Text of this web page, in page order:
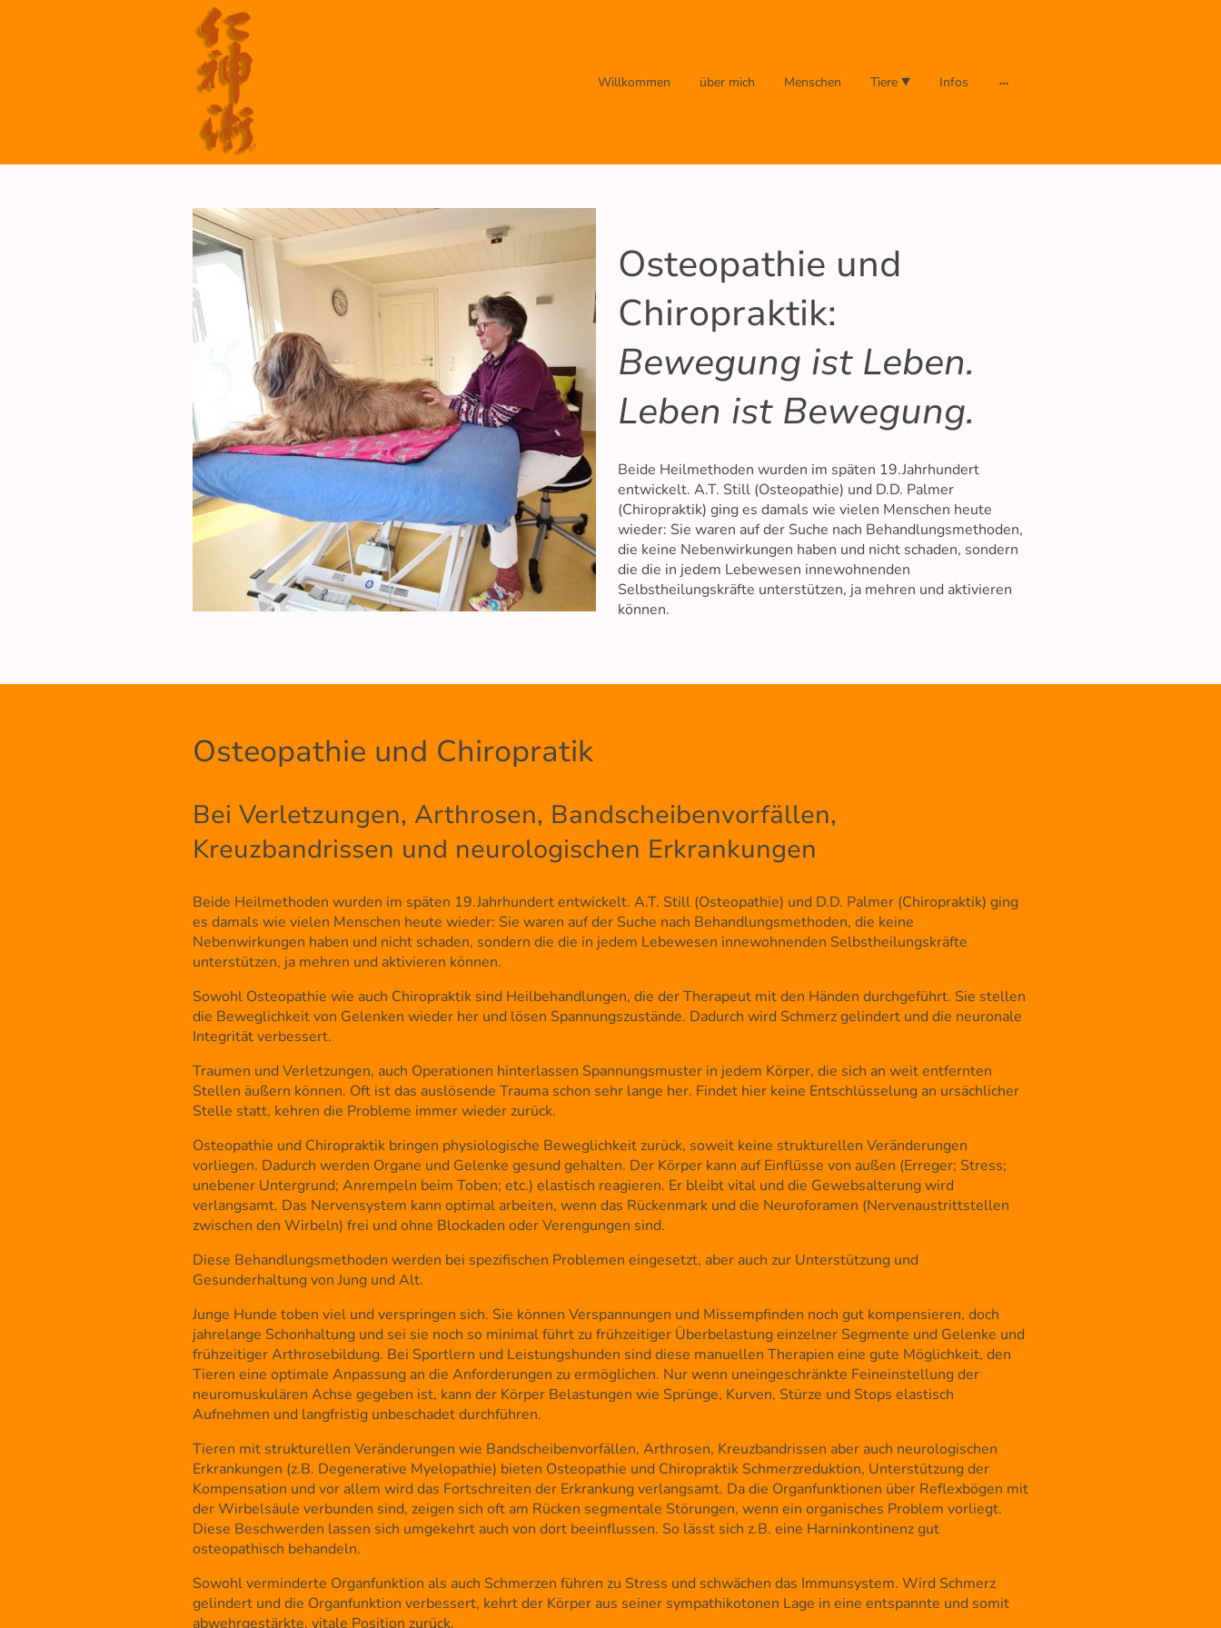
Willkommen über mich Menschen Tiere Infos
Osteopathie und
Chiropraktik:
Bewegung ist Leben.
Leben ist Bewegung.
Beide Heilmethoden wurden im späten 19.Jahrhundert
entwickelt. A.T. Still (Osteopathie) und D.D. Palmer
(Chiropraktik) ging es damals wie vielen Menschen heute
wieder: Sie waren auf der Suche nach Behandlungsmethoden,
die keine Nebenwirkungen haben und nicht schaden, sondern
die die in jedem Lebewesen innewohnenden
Selbstheilungskräfte unterstützen, ja mehren und aktivieren
können.
Osteopathie und Chiropratik
Bei Verletzungen, Arthrosen, Bandscheibenvorfällen,
Kreuzbandrissen und neurologischen Erkrankungen
Beide Heilmethoden wurden im späten 19.Jahrhundert entwickelt. A.T. Still (Osteopathie) und D.D. Palmer (Chiropraktik) ging
es damals wie vielen Menschen heute wieder: Sie waren auf der Suche nach Behandlungsmethoden, die keine
Nebenwirkungen haben und nicht schaden, sondern die die in jedem Lebewesen innewohnenden Selbstheilungskräfte
unterstützen, ja mehren und aktivieren können.
Sowohl Osteopathie wie auch Chiropraktik sind Heilbehandlungen, die der Therapeut mit den Händen durchgeführt. Sie stellen
die Beweglichkeit von Gelenken wieder her und lösen Spannungszustände. Dadurch wird Schmerz gelindert und die neuronale
Integrität verbessert.
Traumen und Verletzungen, auch Operationen hinterlassen Spannungsmuster in jedem Körper, die sich an weit entfernten
Stellen äußern können. Oft ist das auslösende Trauma schon sehr lange her. Findet hier keine Entschlüsselung an ursächlicher
Stelle statt, kehren die Probleme immer wieder zurück.
Osteopathie und Chiropraktik bringen physiologische Beweglichkeit zurück, soweit keine strukturellen Veränderungen
vorliegen. Dadurch werden Organe und Gelenke gesund gehalten. Der Körper kann auf Einflüsse von außen (Erreger; Stress;
unebener Untergrund; Anrempeln beim Toben; etc.) elastisch reagieren. Er bleibt vital und die Gewebsalterung wird
verlangsamt. Das Nervensystem kann optimal arbeiten, wenn das Rückenmark und die Neuroforamen (Nervenaustrittstellen
zwischen den Wirbeln) frei und ohne Blockaden oder Verengungen sind.
Diese Behandlungsmethoden werden bei spezifischen Problemen eingesetzt, aber auch zur Unterstützung und
Gesunderhaltung von Jung und Alt.
Junge Hunde toben viel und verspringen sich. Sie können Verspannungen und Missempfinden noch gut kompensieren, doch
jahrelange Schonhaltung und sei sie noch so minimal führt zu frühzeitiger Überbelastung einzelner Segmente und Gelenke und
frühzeitiger Arthrosebildung. Bei Sportlern und Leistungshunden sind diese manuellen Therapien eine gute Möglichkeit, den
Tieren eine optimale Anpassung an die Anforderungen zu ermöglichen. Nur wenn uneingeschränkte Feineinstellung der
neuromuskulären Achse gegeben ist, kann der Körper Belastungen wie Sprünge, Kurven, Stürze und Stops elastisch
Aufnehmen und langfristig unbeschadet durchführen.
Tieren mit strukturellen Veränderungen wie Bandscheibenvorfällen, Arthrosen, Kreuzbandrissen aber auch neurologischen
Erkrankungen (z.B. Degenerative Myelopathie) bieten Osteopathie und Chiropraktik Schmerzreduktion, Unterstützung der
Kompensation und vor allem wird das Fortschreiten der Erkrankung verlangsamt. Da die Organfunktionen über Reflexbögen mit
der Wirbelsäule verbunden sind, zeigen sich oft am Rücken segmentale Störungen, wenn ein organisches Problem vorliegt.
Diese Beschwerden lassen sich umgekehrt auch von dort beeinflussen. So lässt sich z.B. eine Harninkontinenz gut
osteopathisch behandeln.
Sowohl verminderte Organfunktion als auch Schmerzen führen zu Stress und schwächen das Immunsystem. Wird Schmerz
gelindert und die Organfunktion verbessert, kehrt der Körper aus seiner sympathikotonen Lage in eine entspannte und somit
abwehrgestärkte, vitale Position zurück.